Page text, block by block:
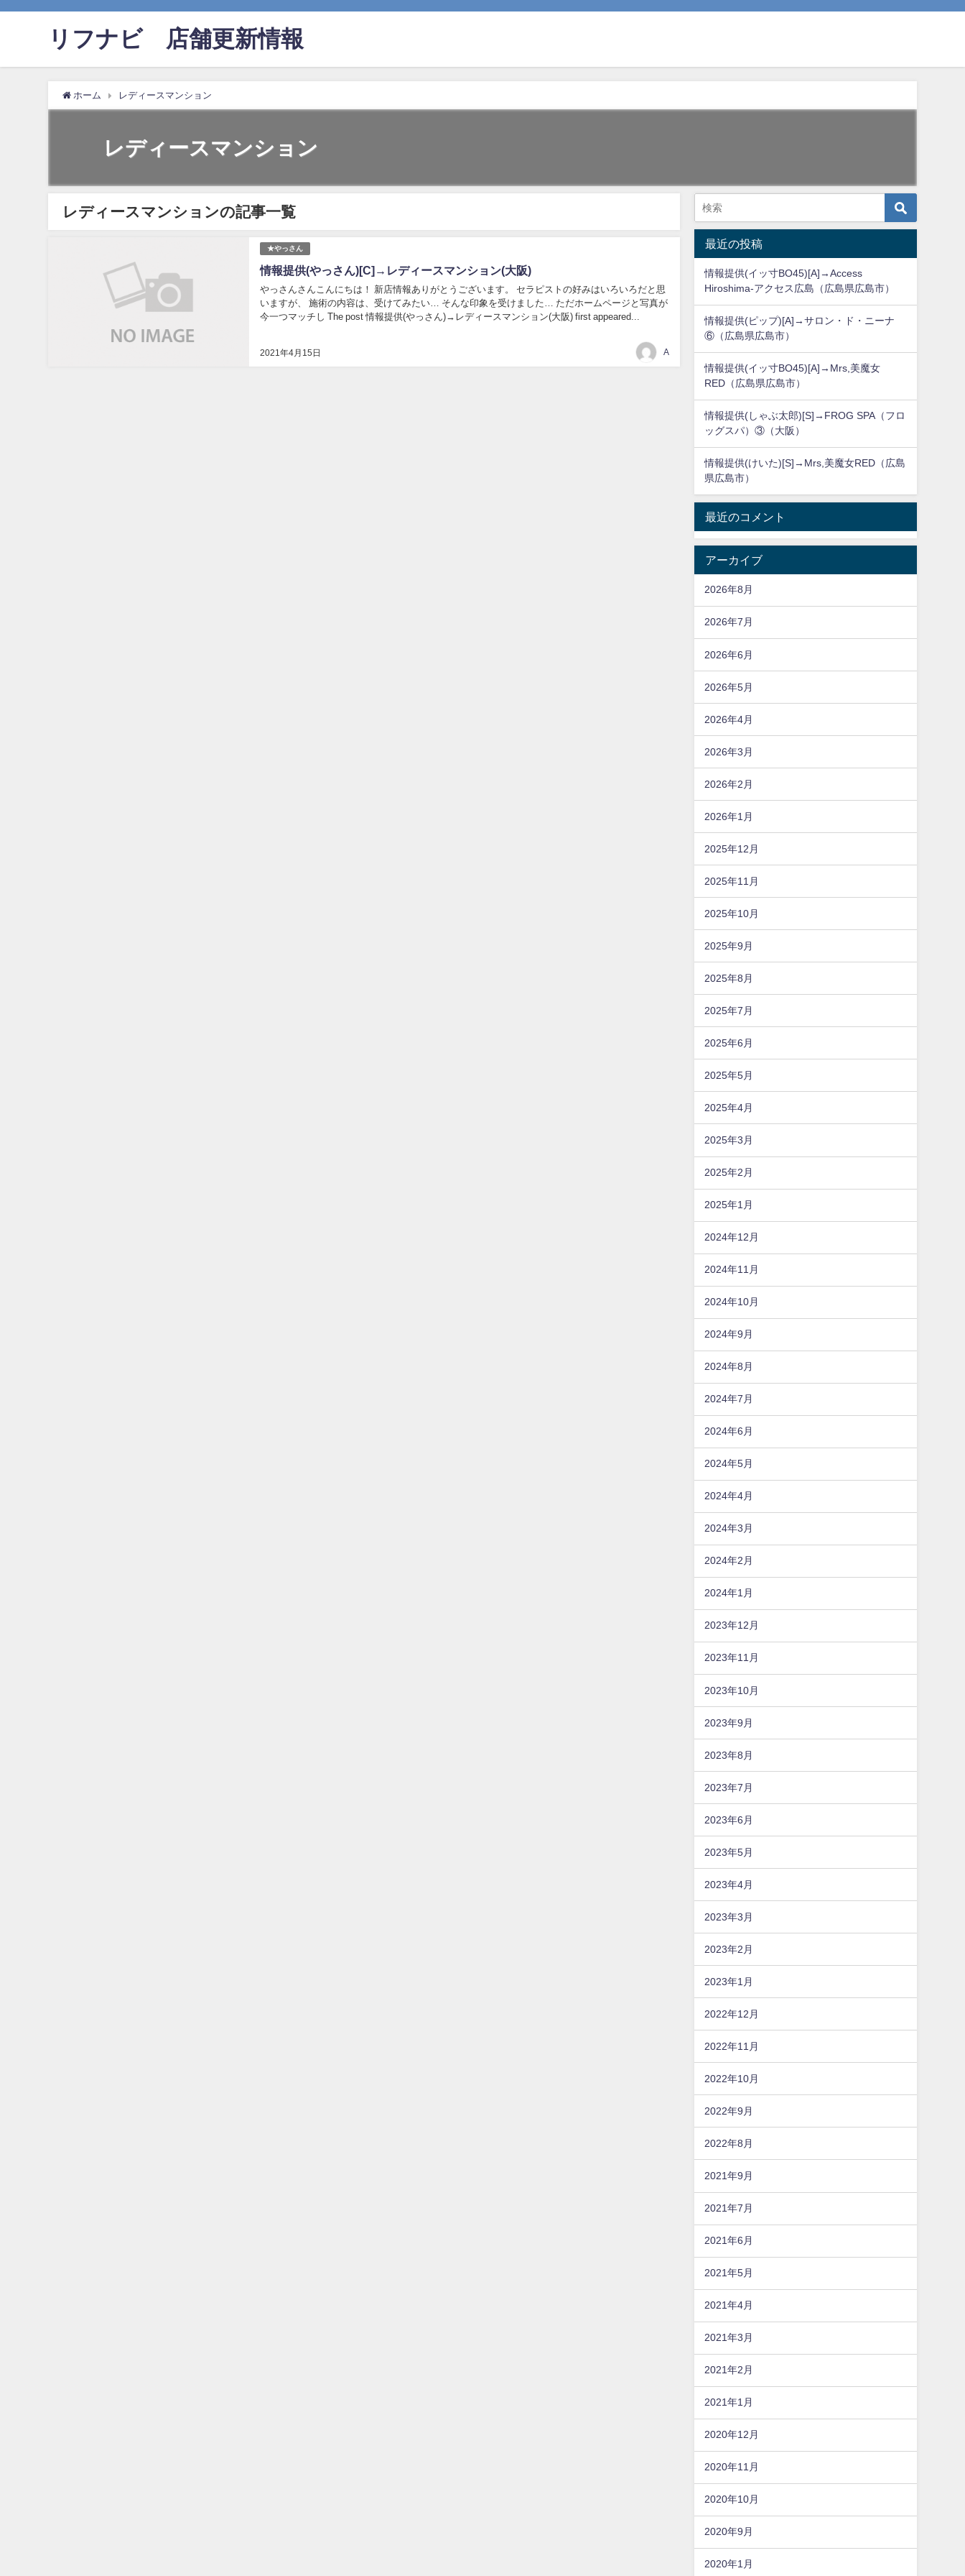
リフナビ®店舗更新情報
ホーム レディースマンション
レディースマンション
レディースマンションの記事一覧
★やっさん
情報提供(やっさん)[C]→レディースマンション(大阪)
2021年4月15日
やっさんさんこんにちは！ 新店情報ありがとうございます。 セラピストの好みはいろいろだと思
いますが、 施術の内容は、受けてみたい… そんな印象を受けました… ただホームページと写真が
今一つマッチし The post 情報提供(やっさん)→レディースマンション(大阪) first appeared...
A
最近の投稿
情報提供(イッ寸BO45)[A]→Access
Hiroshima-アクセス広島（広島県広島市）
情報提供(ピップ)[A]→サロン・ド・ニーナ
⑥（広島県広島市）
情報提供(イッ寸BO45)[A]→Mrs,美魔女
RED（広島県広島市）
情報提供(しゃぶ太郎)[S]→FROG SPA（フロ
ッグスパ）③（大阪）
情報提供(けいた)[S]→Mrs,美魔女RED（広島
県広島市）
最近のコメント
アーカイブ
2026年8月
2026年7月
2026年6月
2026年5月
2026年4月
2026年3月
2026年2月
2026年1月
2025年12月
2025年11月
2025年10月
2025年9月
2025年8月
2025年7月
2025年6月
2025年5月
2025年4月
2025年3月
2025年2月
2025年1月
2024年12月
2024年11月
2024年10月
2024年9月
2024年8月
2024年7月
2024年6月
2024年5月
2024年4月
2024年3月
2024年2月
2024年1月
2023年12月
2023年11月
2023年10月
2023年9月
2023年8月
2023年7月
2023年6月
2023年5月
2023年4月
2023年3月
2023年2月
2023年1月
2022年12月
2022年11月
2022年10月
2022年9月
2022年8月
2021年9月
2021年7月
2021年6月
2021年5月
2021年4月
2021年3月
2021年2月
2021年1月
2020年12月
2020年11月
2020年10月
2020年9月
2020年1月